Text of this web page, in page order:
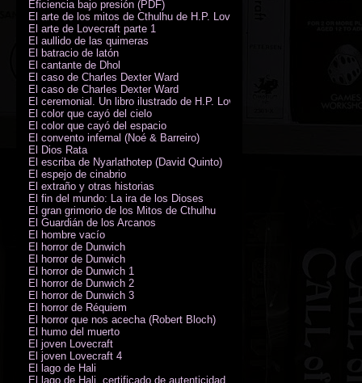
Eficiencia bajo presión (PDF)
El arte de los mitos de Cthulhu de H.P. Lovecraft
El arte de Lovecraft parte 1
El aullido de las quimeras
El batracio de latón
El cantante de Dhol
El caso de Charles Dexter Ward
El caso de Charles Dexter Ward
El ceremonial. Un libro ilustrado de H.P. Lovecraft
El color que cayó del cielo
El color que cayó del espacio
El convento infernal (Noé & Barreiro)
El Dios Rata
El escriba de Nyarlathotep (David Quinto)
El espejo de cinabrio
El extraño y otras historias
El fin del mundo: La ira de los Dioses
El gran grimorio de los Mitos de Cthulhu
El Guardián de los Arcanos
El hombre vacío
El horror de Dunwich
El horror de Dunwich
El horror de Dunwich 1
El horror de Dunwich 2
El horror de Dunwich 3
El horror de Réquiem
El horror que nos acecha (Robert Bloch)
El humo del muerto
El joven Lovecraft
El joven Lovecraft 4
El lago de Hali
El lago de Hali, certificado de autenticidad